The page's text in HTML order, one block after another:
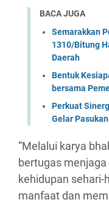
BACA JUGA
Semarakkan
1310/Bitung
Daerah
Bentuk
bersama
Perkuat
Gelar
“Melalui karya
bertugas
kehidupan
manfaat dan